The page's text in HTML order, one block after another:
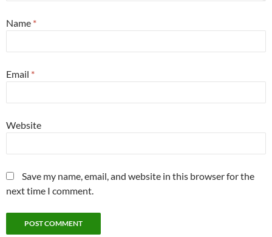
Name *
Email *
Website
Save my name, email, and website in this browser for the
next time I comment.